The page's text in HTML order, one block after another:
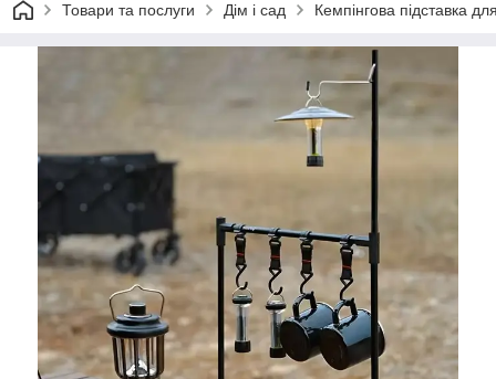
Товари та послуги Дім і сад Кемпінгова підставка